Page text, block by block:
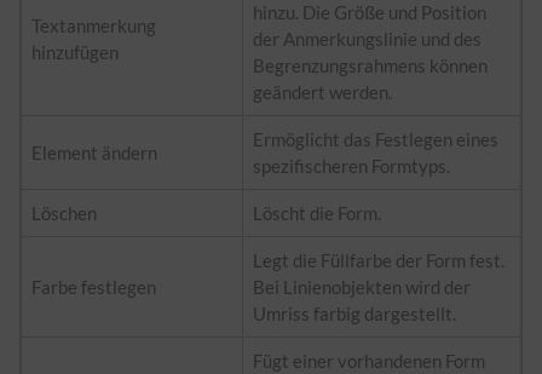
Textanmerkung
hinzufügen
hinzu. Die Größe und Position
der Anmerkungslinie und des
Begrenzungsrahmens können
geändert werden.
Element ändern
Ermöglicht das Festlegen eines
spezifischeren Formtyps.
Löschen Löscht die Form.
Farbe festlegen
Legt die Füllfarbe der Form fest.
Bei Linienobjekten wird der
Umriss farbig dargestellt.
Fügt einer vorhandenen Form